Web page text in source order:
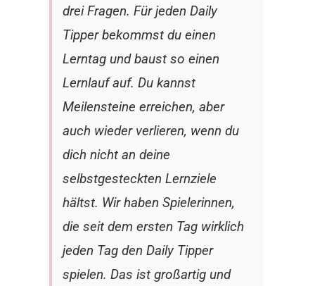
drei Fragen. Für jeden Daily
Tipper bekommst du einen
Lerntag und baust so einen
Lernlauf auf. Du kannst
Meilensteine erreichen, aber
auch wieder verlieren, wenn du
dich nicht an deine
selbstgesteckten Lernziele
hältst. Wir haben Spielerinnen,
die seit dem ersten Tag wirklich
jeden Tag den Daily Tipper
spielen. Das ist großartig und